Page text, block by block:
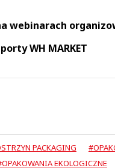
webinarach
WH MARKET
PACKAGING
EKOLOGICZNE